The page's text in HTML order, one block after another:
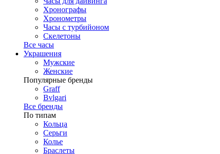
Хронографы
Хронометры
Часы с турбийоном
Скелетоны
Все часы
Украшения
Мужские
Женские
Популярные бренды
Graff
Bvlgari
Все бренды
По типам
Кольца
Серьги
Колье
Браслеты